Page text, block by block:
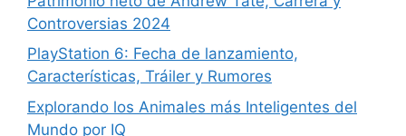
Controversias 2024
PlayStation 6: Fecha de lanzamiento,
Características, Tráiler y Rumores
Explorando los Animales más Inteligentes del
Mundo por IQ